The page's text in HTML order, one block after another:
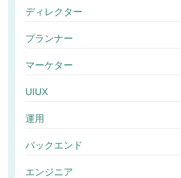
ディレクター
プランナー
マーケター
UIUX
運用
バックエンド
エンジニア